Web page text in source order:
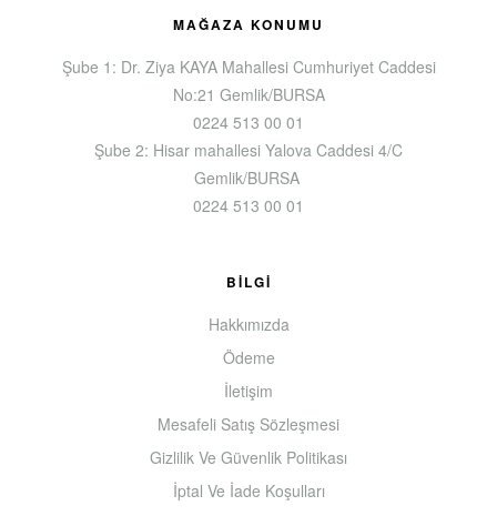
MAĞAZA KONUMU
Şube 1: Dr. Ziya KAYA Mahallesi Cumhuriyet Caddesi
No:21 Gemlik/BURSA
0224 513 00 01
Şube 2: Hisar mahallesi Yalova Caddesi 4/C
Gemlik/BURSA
0224 513 00 01
BILGI
Hakkımızda
Ödeme
İletişim
Mesafeli Satış Sözleşmesi
Gizlilik Ve Güvenlik Politikası
İptal Ve İade Koşulları